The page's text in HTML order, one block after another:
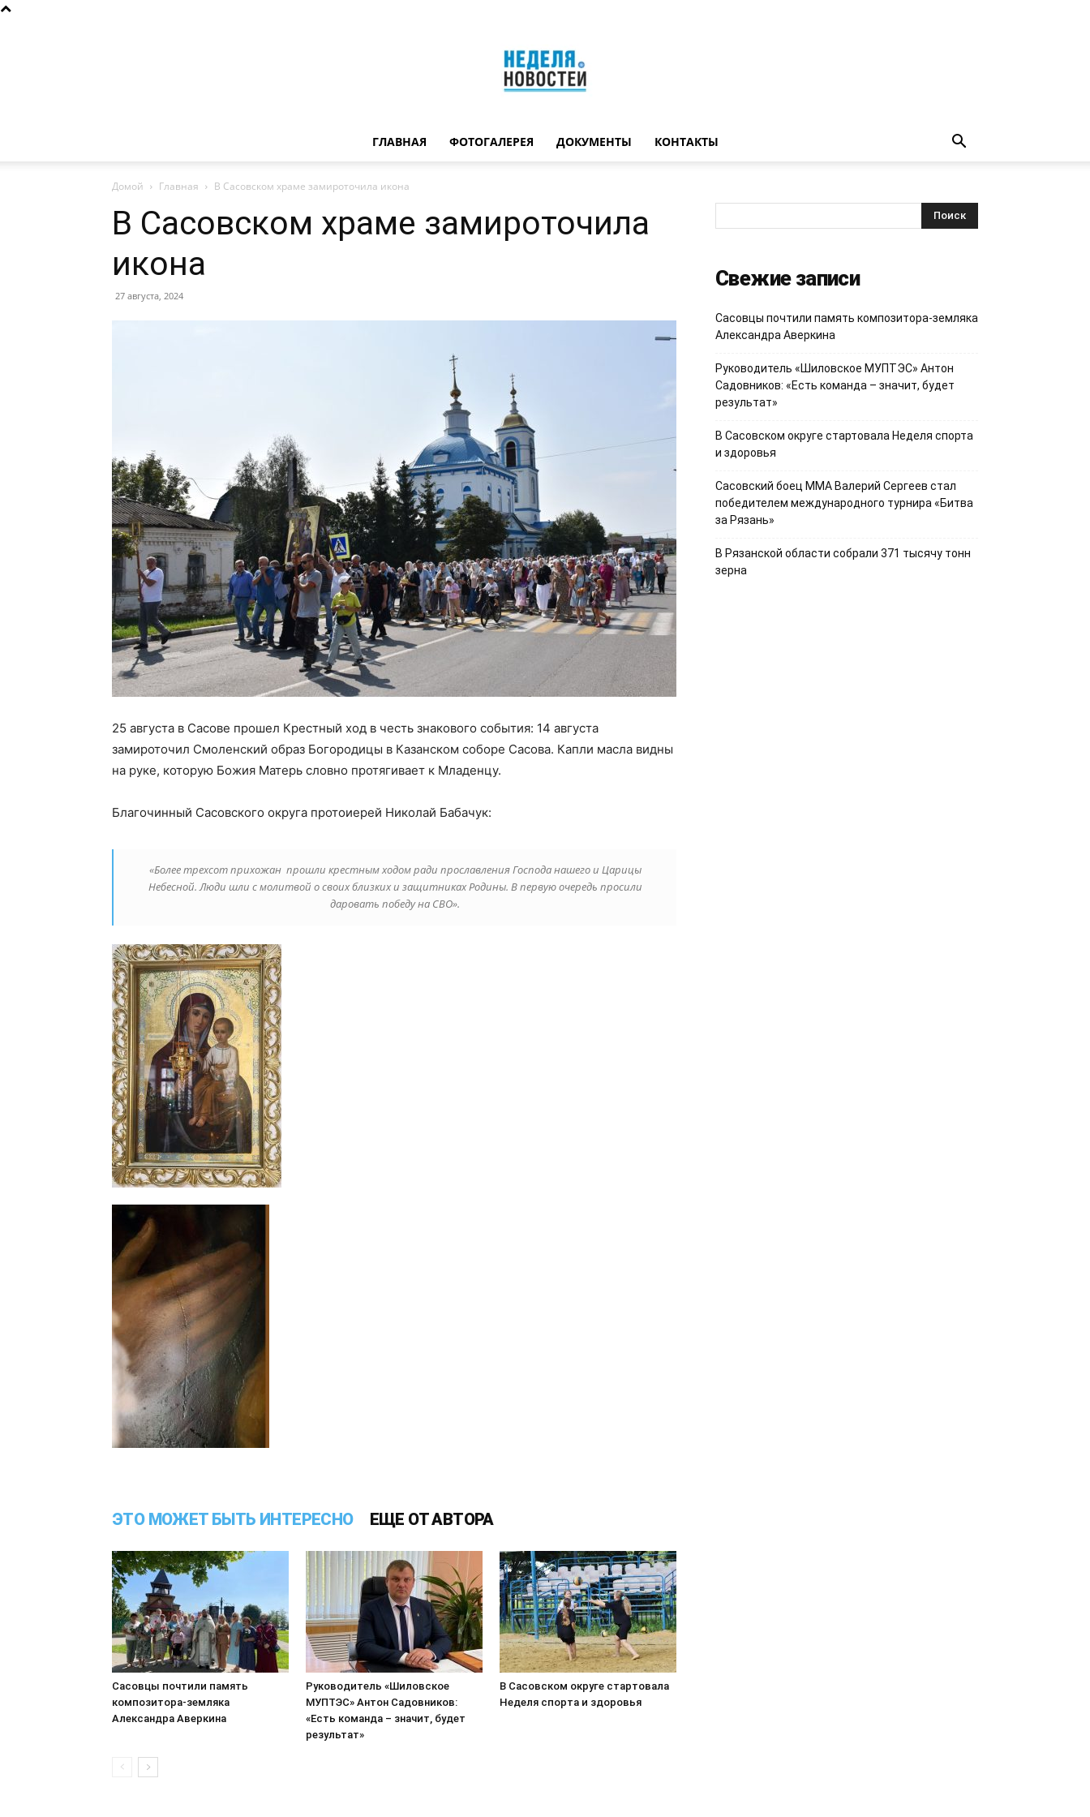
ГЛАВНАЯ ФОТОГАЛЕРЕЯ ДОКУМЕНТЫ КОНТАКТЫ
Домой Главная В Сасовском храме замироточила икона
В Сасовском храме замироточила
икона
27 августа, 2024
25 августа в Сасове прошел Крестный ход в честь знакового события: 14 августа
замироточил Смоленский образ Богородицы в Казанском соборе Сасова. Капли масла видны
на руке, которую Божия Матерь словно протягивает к Младенцу.
Благочинный Сасовского округа протоиерей Николай Бабачук:
«Более трехсот прихожан прошли крестным ходом ради прославления Господа нашего и Царицы
Небесной. Люди шли с молитвой о своих близких и защитниках Родины. В первую очередь просили
даровать победу на СВО».
ЭТО МОЖЕТ БЫТЬ ИНТЕРЕСНО ЕЩЕ ОТ АВТОРА
Сасовцы почтили память
композитора-земляка
Александра Аверкина
Руководитель «Шиловское
МУПТЭС» Антон Садовников:
«Есть команда – значит, будет
результат»
В Сасовском округе стартовала
Неделя спорта и здоровья
Свежие записи
Сасовцы почтили память композитора-земляка
Александра Аверкина
Руководитель «Шиловское МУПТЭС» Антон
Садовников: «Есть команда – значит, будет
результат»
В Сасовском округе стартовала Неделя спорта
и здоровья
Сасовский боец ММА Валерий Сергеев стал
победителем международного турнира «Битва
за Рязань»
В Рязанской области собрали 371 тысячу тонн
зерна